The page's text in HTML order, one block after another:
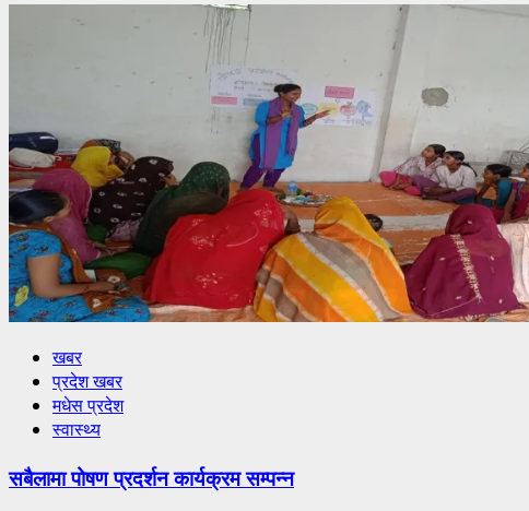
खबर
प्रदेश खबर
मधेस प्रदेश
स्वास्थ्य
सबैलामा पोषण प्रदर्शन कार्यक्रम सम्पन्न